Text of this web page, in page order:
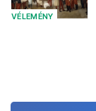
VÉLEMÉNY